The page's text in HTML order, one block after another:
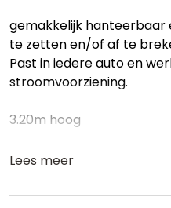
gemakkelijk hanteerbaar
te zetten en/of af te
Past in iedere auto en
stroomvoorziening.
3.20m hoog
Lees meer